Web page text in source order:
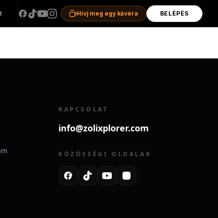
Hívj meg egy kávéra BELÉPÉS
KAPCSOLAT
info@zolixplorer.com
KÖZÖSSÉGI OLDALAK